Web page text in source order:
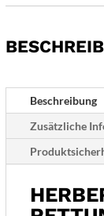
AISI
-
Menge
Beschreibung
Zusätzliche